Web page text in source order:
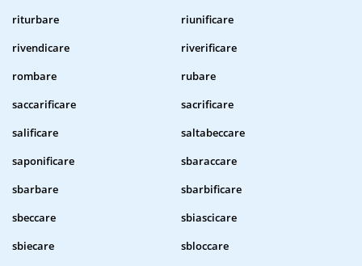
riturbare
riunificare
rivendicare
riverificare
rombare
rubare
saccarificare
sacrificare
salificare
saltabeccare
saponificare
sbaraccare
sbarbare
sbarbificare
sbeccare
sbiascicare
sbiecare
sbloccare